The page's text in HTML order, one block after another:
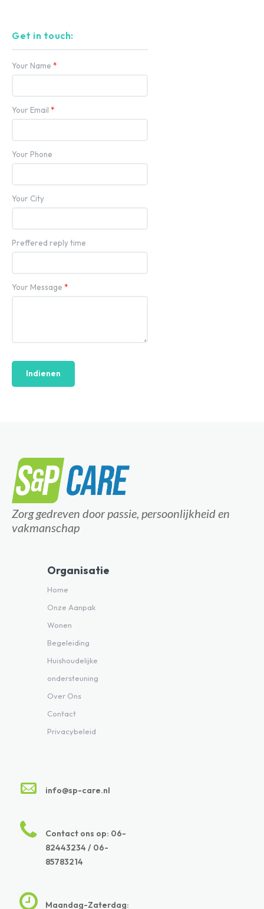
Get in touch:
Your Name *
Your Email *
Your Phone
Your City
Preffered reply time
Your Message *
Indienen
Zorg gedreven door passie, persoonlijkheid en
vakmanschap
Organisatie
Home
Onze Aanpak
Wonen
Begeleiding
Huishoudelijke
ondersteuning
Over Ons
Contact
Privacybeleid
info@sp-care.nl
Contact ons op: 06-
82443234 / 06-
85783214
Maandag-Zaterdag: